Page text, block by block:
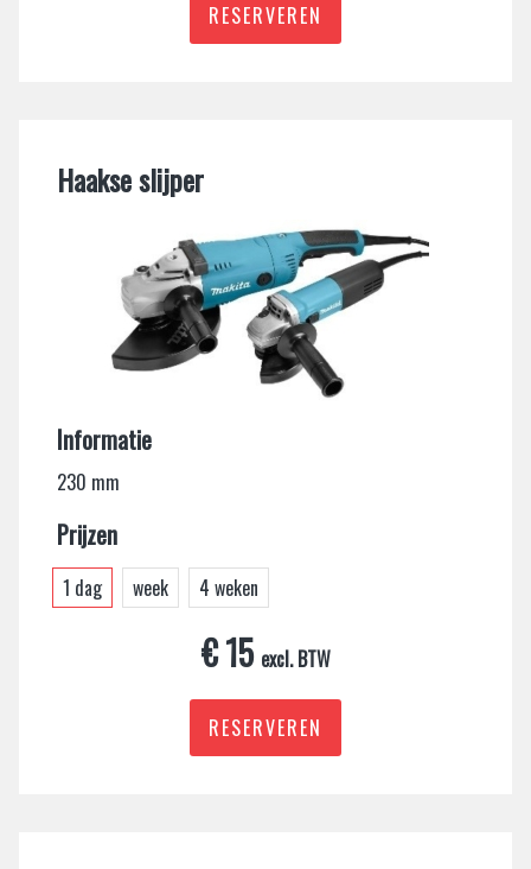
RESERVEREN
Haakse slijper
Informatie
230 mm
Prijzen
1 dag week 4 weken
€ 15 excl. BTW
RESERVEREN